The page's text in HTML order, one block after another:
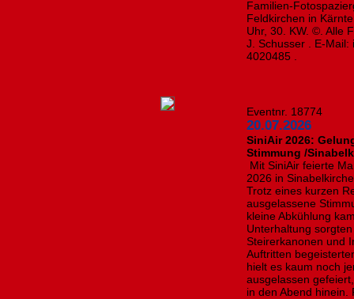
Familien-
Feldkirchen in
Uhr, 30. KW. ©. Alle
J. Schusser . E-
4020485 .
Eventnr. 18774
20.07.2026
SiniAir 2026:
Stimmung /
Mit SiniAir feierte
2026 in
Trotz eines kurzen
ausgelassene
kleine Abkühlung
Unterhaltung
Steirerkanonen und
Auftritten
hielt es kaum noch
ausgelassen
in den Abend hinein.